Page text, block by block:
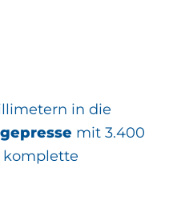
in die
mit 3.400
komplette